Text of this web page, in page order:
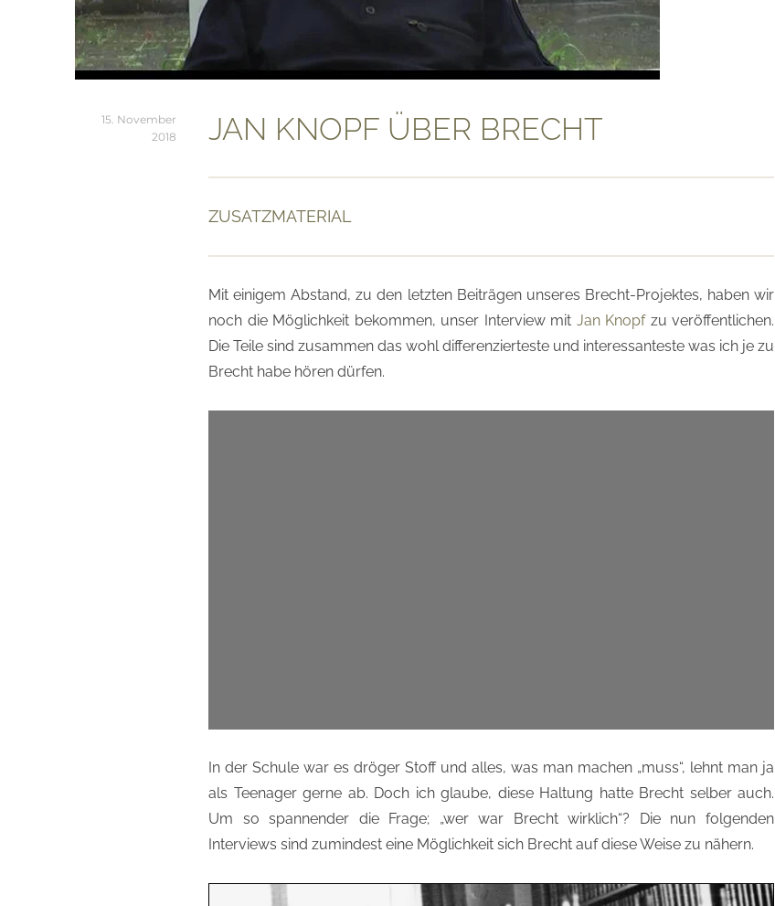
15. November
2018
JAN KNOPF ÜBER BRECHT
ZUSATZMATERIAL
Mit einigem Abstand, zu den letzten Beiträgen unseres Brecht-Projektes, haben wir
noch die Möglichkeit bekommen, unser Interview mit Jan Knopfzu veröffentlichen.
Die Teile sind zusammen das wohl differenzierteste und interessanteste was ich je zu
Brecht habe hören dürfen.
In der Schule war es dröger Stoff und alles, was man machen „muss“, lehnt man ja
als Teenager gerne ab. Doch ich glaube, diese Haltung hatte Brecht selber auch.
Um so spannender die Frage; „wer war Brecht wirklich“? Die nun folgenden
Interviews sind zumindest eine Möglichkeit sich Brecht auf diese Weise zu nähern.